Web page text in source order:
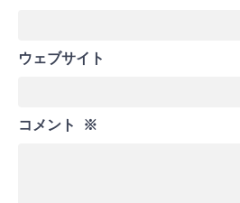
ウェブサイト
コメント ※